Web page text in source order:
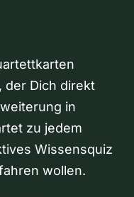
der Dich direkt
in
zu jedem
Wissensquiz
wollen.